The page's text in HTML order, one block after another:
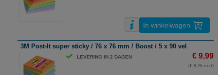
In winkelwagen
3M Post-It super sticky / 76 x 76 mm / Boost / 5 x 90 vel
LEVERING IN 2 DAGEN € 9,99
(€ 8,26 excl)